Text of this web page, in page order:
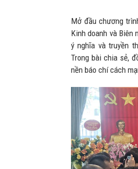
Mở đầu chương
Kinh doanh và Biên
ý nghĩa và truyền
Trong bài chia sẻ,
nền báo chí cách